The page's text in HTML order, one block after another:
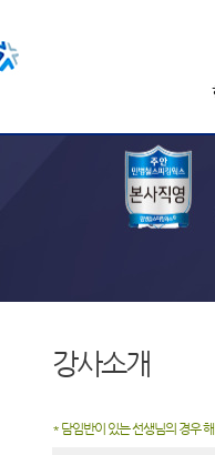
강사소개
* 담임반이 있는 선생님의 경우